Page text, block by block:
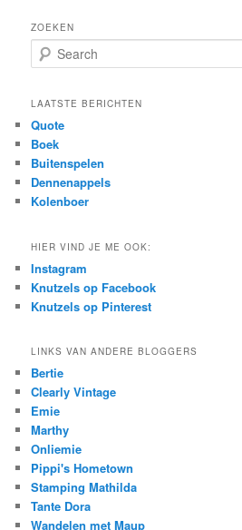
ZOEKEN
e
r
h
LAATSTE BERICHTEN
Quote
Boek
Buitenspelen
Dennenappels
Kolenboer
HIER VIND JE ME OOK:
Instagram
Knutzels op Facebook
Knutzels op Pinterest
LINKS VAN ANDERE BLOGGERS
Bertie
Clearly Vintage
Emie
Marthy
Onliemie
Pippi's Hometown
Stamping Mathilda
Tante Dora
Wandelen met Maup